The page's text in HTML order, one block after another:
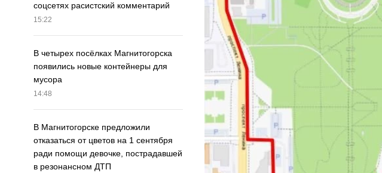
соцсетях расистский комментарий
15:22
В четырех посёлках Магнитогорска
появились новые контейнеры для
мусора
14:48
В Магнитогорске предложили
отказаться от цветов на 1 сентября
ради помощи девочке, пострадавшей
в резонансном ДТП